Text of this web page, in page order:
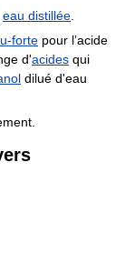
eau distillée
forte pour l’acide
d'acides qui
dilué d'eau